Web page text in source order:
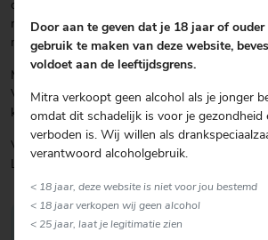
de kip over een met bakpapier beklede
minuten gaar en goudbruin. Schep de
minuten roostertijd door.
Meng tussendoor de koriander met het
Voeg 4 el olijfolie, zout en peper naar smaak
klein stukje gepekelde citroen heel fijnhakken
Verdeel de kip over een schaal en schep het
Lekker met een simpele tomaten- ­artisjoksalade
Je kunt de kip al een dag
Door aan te geven dat je 18 jaar of ouder
gebruik te maken van deze website,
voldoet aan de leeftijdsgrens.
Mitra verkoopt geen alcohol als je jonger
omdat dit schadelijk is voor je gezondheid
verboden is. Wij willen als
verantwoord alcoholgebruik.
< 18 jaar, deze website is niet voor jou bestemd
< 18 jaar verkopen wij geen alcohol
< 25 jaar, laat je legitimatie zien